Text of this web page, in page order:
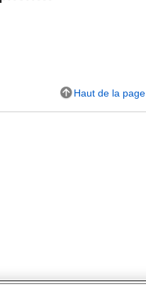
Haut de la page